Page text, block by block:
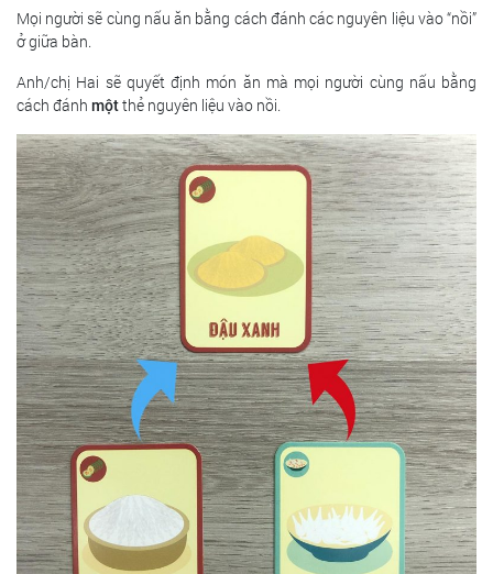
Mọi người sẽ cùng nấu ăn bằng cách đánh các nguyên liệu vào “nồi”
ở giữa bàn.
Anh/chị Hai sẽ quyết định món ăn mà mọi người cùng nấu bằng
cách đánh mộtthẻ nguyên liệu vào nồi.